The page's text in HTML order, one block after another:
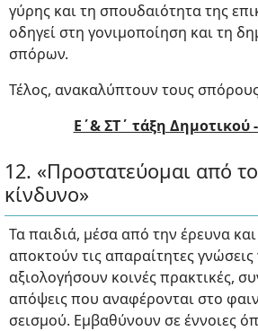
γύρης και τη σπουδαιότητα της
οδηγεί στη γονιμοποίηση και τη
σπόρων.
Τέλος, ανακαλύπτουν τους σπόρους
Ε΄& ΣΤ΄ τάξη Δημοτικού
12. «Προστατεύομαι από
κίνδυνο»
Τα παιδιά, μέσα από την έρευνα
αποκτούν τις απαραίτητες γνώσεις
αξιολογήσουν κοινές πρακτικές,
απόψεις που αναφέρονται στο
σεισμού. Εμβαθύνουν σε έννοιες